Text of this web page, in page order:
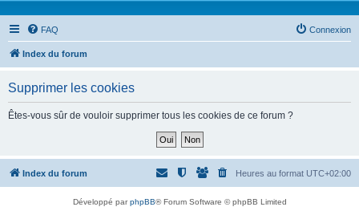
FAQ Connexion
Index du forum
Supprimer les cookies
Êtes-vous sûr de vouloir supprimer tous les cookies de ce forum ?
Index du forum Heures au format UTC+02:00
Développé parphpBB® Forum Software © phpBB Limited